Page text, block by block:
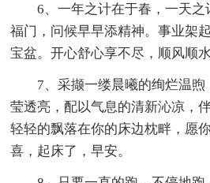
6、一年之计在于春，一天
福门，问候早早添精神。事业架
宝盆。开心舒心享不尽，顺风顺
7、采撷一缕晨曦的绚烂温
莹透亮，配以气息的清新沁凉，
轻轻的飘落在你的床边枕畔，愿
喜，起床了，早安。